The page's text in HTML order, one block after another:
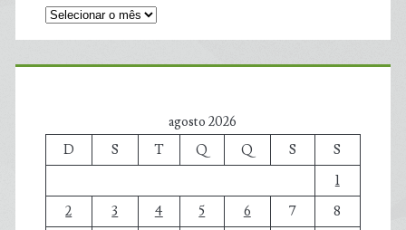
agosto 2026
D
S T Q Q S
S
1
2
3 4 5 6 7
8